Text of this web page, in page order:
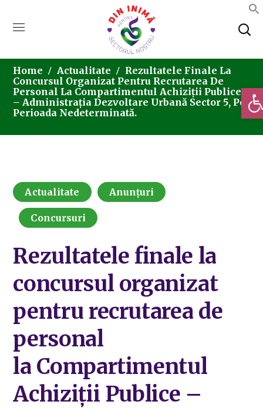
Home Actualitate
Rezultatele Finale La
Concursul Organizat Pentru Recrutarea De
Personal La Compartimentul Achiziții Publice
– Administrația Dezvoltare Urbană Sector 5, Pe
Perioada Nedeterminată.
Actualitate Anunțuri
Concursuri
Rezultatele finale la
concursul organizat
pentru recrutarea de
personal
la Compartimentul
Achiziții Publice –